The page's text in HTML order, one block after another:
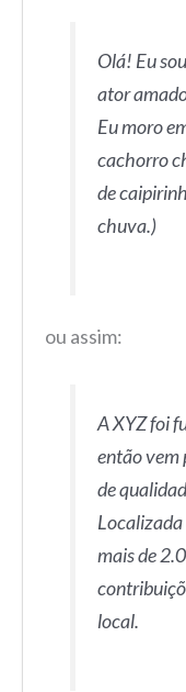
Olá! Eu
ator
Eu moro
cachorro
de
chuva.)
ou assim:
A XYZ foi
então vem
de
Localizada
mais de
local.